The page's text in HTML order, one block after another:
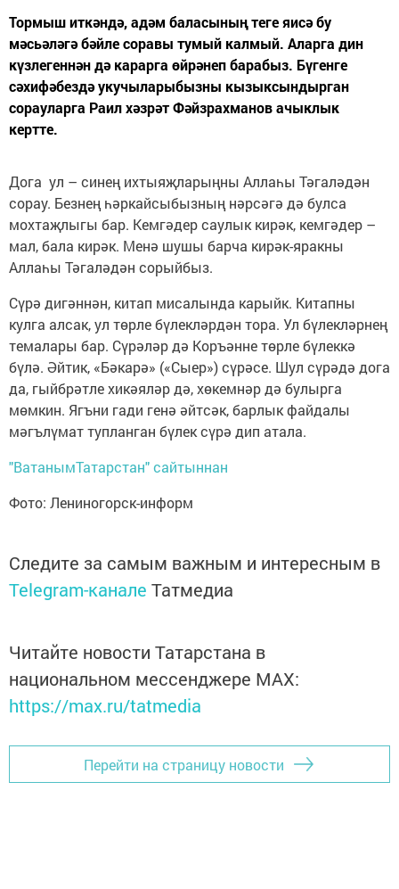
Тормыш иткәндә, адәм баласының теге яисә бу
мәсьәләгә бәйле соравы тумый калмый. Аларга дин
күзлегеннән дә карарга өйрәнеп барабыз. Бүгенге
сәхифәбездә укучыларыбызны кызыксындырган
сорауларга Раил хәзрәт Фәйзрахманов ачыклык
кертте.
Дога ул – синең ихтыяҗларыңны Аллаһы Тәгаләдән
сорау. Безнең һәркайсыбызның нәрсәгә дә булса
мохтаҗлыгы бар. Кемгәдер саулык кирәк, кемгәдер –
мал, бала кирәк. Менә шушы барча кирәк-яракны
Аллаһы Тәгаләдән сорыйбыз.
Сүрә дигәннән, китап мисалында карыйк. Китапны
кулга алсак, ул төрле бүлекләрдән тора. Ул бүлекләрнең
темалары бар. Сүрәләр дә Коръәнне төрле бүлеккә
бүлә. Әйтик, «Бәкарә» («Сыер») сүрәсе. Шул сүрәдә дога
да, гыйбрәтле хикәяләр дә, хөкемнәр дә булырга
мөмкин. Ягъни гади генә әйтсәк, барлык файдалы
мәгълүмат тупланган бүлек сүрә дип атала.
"ВатанымТатарстан" сайтыннан
Фото: Лениногорск-информ
Следите за самым важным и интересным в
Telegram-канале Татмедиа
Читайте новости Татарстана в
национальном мессенджере MАХ:
https://max.ru/tatmedia
Перейти на страницу новости